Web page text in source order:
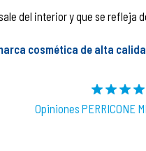
del interior y que se refleja
cosmética de alta
Opiniones PERRICONE